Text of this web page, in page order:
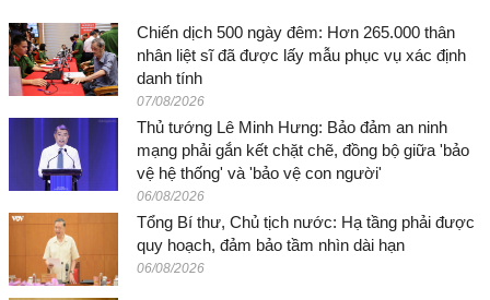
Chiến dịch 500 ngày đêm: Hơn 265.000 thân
nhân liệt sĩ đã được lấy mẫu phục vụ xác định
danh tính
07/08/2026
Thủ tướng Lê Minh Hưng: Bảo đảm an ninh
mạng phải gắn kết chặt chẽ, đồng bộ giữa 'bảo
vệ hệ thống' và 'bảo vệ con người'
06/08/2026
Tổng Bí thư, Chủ tịch nước: Hạ tầng phải được
quy hoạch, đảm bảo tầm nhìn dài hạn
06/08/2026